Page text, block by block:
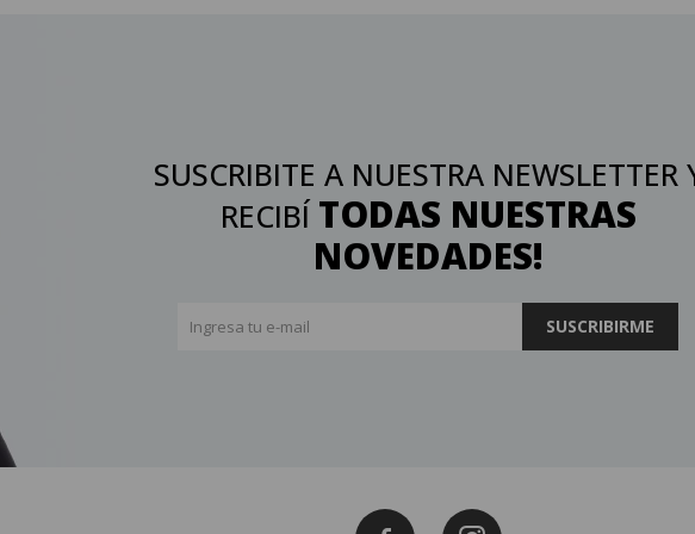
SUSCRIBITE A NUESTRA NEWSLETTER
RECIBÍ TODAS NUESTRAS
NOVEDADES!
SUSCRIBIRME